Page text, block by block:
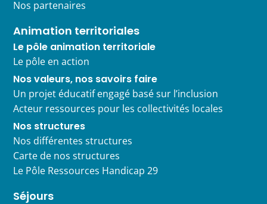
Nos partenaires
Animation territoriales
Le pôle animation territoriale
Le pôle en action
Nos valeurs, nos savoirs faire
Un projet éducatif engagé basé sur l’inclusion
Acteur ressources pour les collectivités locales
Nos structures
Nos différentes structures
Carte de nos structures
Le Pôle Ressources Handicap 29
Séjours